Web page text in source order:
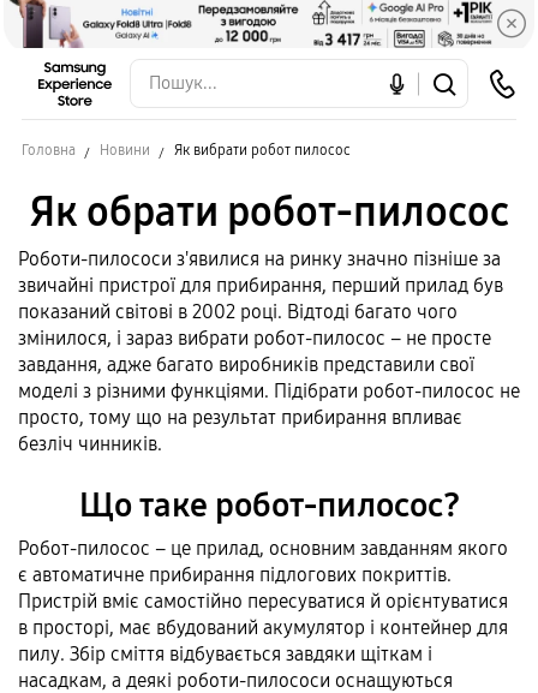
Головна Новини Як вибрати робот пилосос
Як обрати робот-пилосос
Роботи-пилососи з'явилися на ринку значно пізніше за
звичайні пристрої для прибирання, перший прилад був
показаний світові в 2002 році. Відтоді багато чого
змінилося, і зараз вибрати робот-пилосос – не просте
завдання, адже багато виробників представили свої
моделі з різними функціями. Підібрати робот-пилосос не
просто, тому що на результат прибирання впливає
безліч чинників.
Що таке робот-пилосос?
Робот-пилосос – це прилад, основним завданням якого
є автоматичне прибирання підлогових покриттів.
Пристрій вміє самостійно пересуватися й орієнтуватися
в просторі, має вбудований акумулятор і контейнер для
пилу. Збір сміття відбувається завдяки щіткам і
насадкам, а деякі роботи-пилососи оснащуються